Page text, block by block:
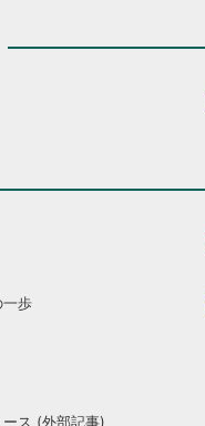
一歩
ス (外部記事)